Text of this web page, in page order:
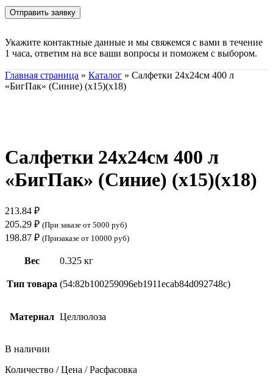
Укажите контактные данные и мы свяжемся с вами в течение
1 часа, ответим на все ваши вопросы и поможем с выбором.
Главная страница » Каталог » Салфетки 24х24см 400 л
«БигПак» (Синие) (х15)(х18)
Салфетки 24х24см 400 л
«БигПак» (Синие) (х15)(х18)
213.84 ₽
205.29 ₽ (При заказе от 5000 руб)
198.87 ₽ (Призаказе от 10000 руб)
Вес 0.325 кг
Тип товара (54:82b100259096eb1911ecab84d092748c)
Материал Целлюлоза
В наличии
Количество / Цена / Расфасовка